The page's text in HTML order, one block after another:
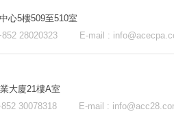
心5樓509至510室
28020323 E-mail :
大廈21樓A室
30078318 E-mail :